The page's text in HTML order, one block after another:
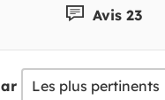
Avis 23